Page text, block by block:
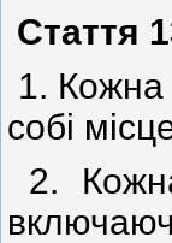
Стаття
1. Кожна
собі
2.